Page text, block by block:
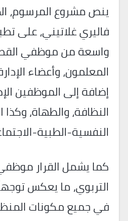
ينص مشروع المرسوم،
فاليري غلاتيني، على
واسعة من موظفي
المعلمون، وأعضاء
إضافة إلى الموظفين
النظافة، والطهاة،
النفسية-الطبية-
كما يشمل القرار موظفي
التربوي، ما يعكس
في جميع مكونات